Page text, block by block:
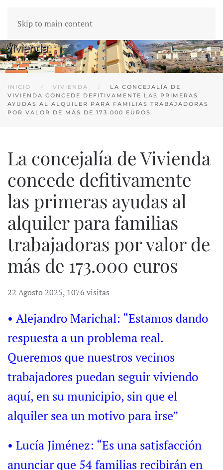
Skip to main content
INICIO VIVIENDA
LA CONCEJALÍA DE
VIVIENDA CONCEDE DEFITIVAMENTE LAS PRIMERAS
AYUDAS AL ALQUILER PARA FAMILIAS TRABAJADORAS
POR VALOR DE MÁS DE 173.000 EUROS
La concejalía de Vivienda
concede defitivamente
las primeras ayudas al
alquiler para familias
trabajadoras por valor de
más de 173.000 euros
22 Agosto 2025, 1076 visitas
• Alejandro Marichal: “Estamos dando
respuesta a un problema real.
Queremos que nuestros vecinos
trabajadores puedan seguir viviendo
aquí, en su municipio, sin que el
alquiler sea un motivo para irse”
• Lucía Jiménez: “Es una satisfacción
anunciar que 54 familias recibirán en